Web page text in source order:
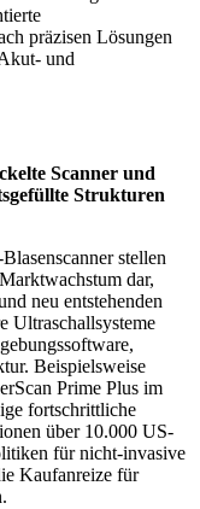
präzisen Lösungen
und
Scanner und
Strukturen
stellen
dar,
neu entstehenden
Ultraschallsysteme
Beispielsweise
Prime Plus im
fortschrittliche
über 10.000 US-
für nicht-invasive
Kaufanreize für